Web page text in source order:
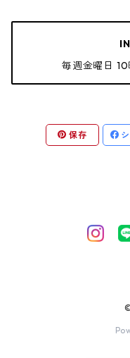
毎週金曜日
保存